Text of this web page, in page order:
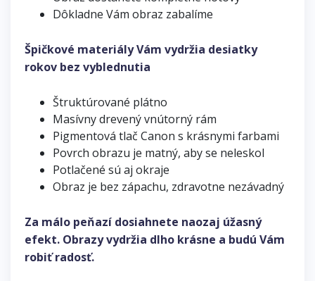
Dôkladne Vám obraz zabalíme
Špičkové materiály Vám vydržia desiatky
rokov bez vyblednutia
Štruktúrované plátno
Masívny drevený vnútorný rám
Pigmentová tlač Canon s krásnymi farbami
Povrch obrazu je matný, aby se neleskol
Potlačené sú aj okraje
Obraz je bez zápachu, zdravotne nezávadný
Za málo peňazí dosiahnete naozaj úžasný
efekt. Obrazy vydržia dlho krásne a budú Vám
robiť radosť.